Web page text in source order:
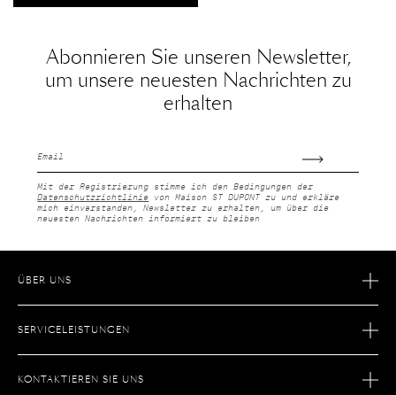
Abonnieren Sie unseren Newsletter,
um unsere neuesten Nachrichten zu
erhalten
Mit der Registrierung stimme ich den Bedingungen der
Datenschutzrichtlinie von Maison ST DUPONT zu und erkläre
mich einverstanden, Newsletter zu erhalten, um über die
neuesten Nachrichten informiert zu bleiben
ÜBER UNS
SERVICELEISTUNGEN
KONTAKTIEREN SIE UNS